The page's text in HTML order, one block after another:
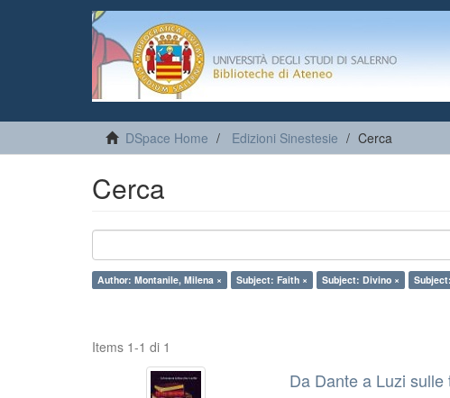
DSpace Home Edizioni Sinestesie Cerca
Cerca
Author: Montanile, Milena × Subject: Faith × Subject: Divino ×
Items 1-1 di 1
Da Dante a Luzi